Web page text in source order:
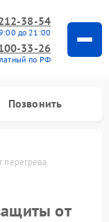
38-54
до 21:00
33-26
по РФ
Позвонить
от